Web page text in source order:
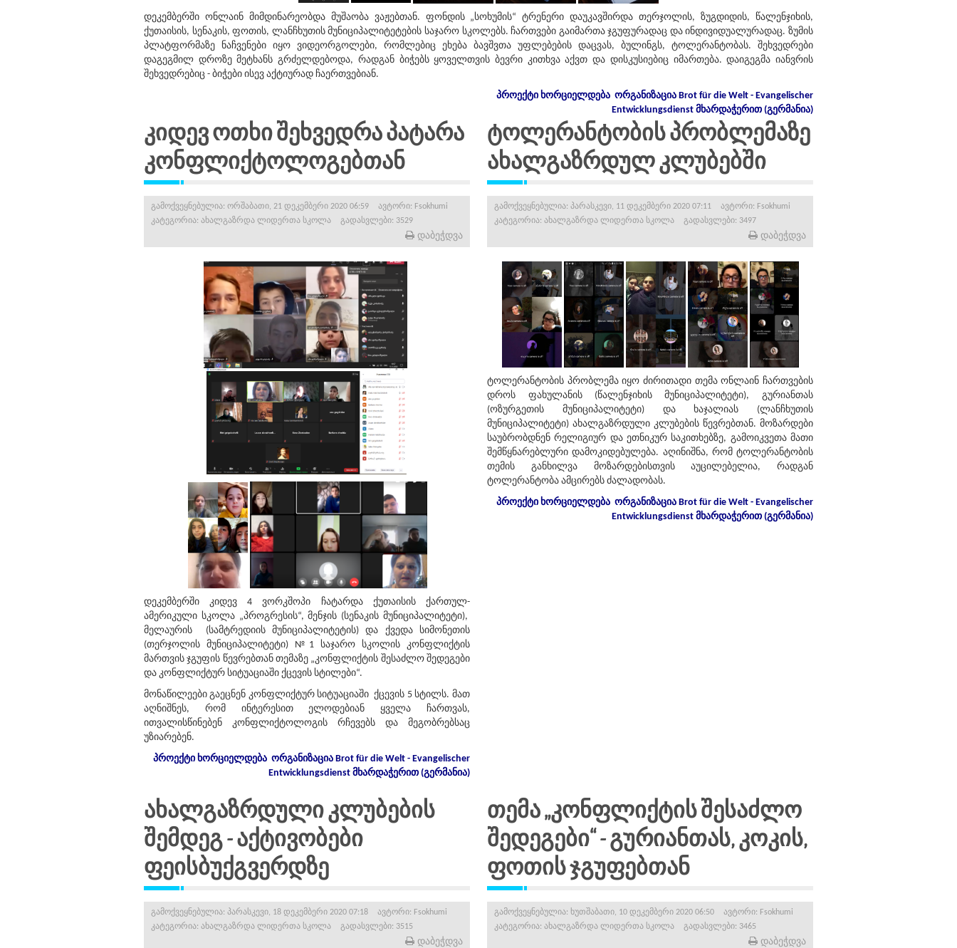
დეკემბერში ონლაინ მიმდინარეობდა მუშაობა ვაჟებთან. ფონდის „სოხუმის“ ტრენერი დაუკავშირდა თერჯოლის, ზუგდიდის, წალენჯიხის,
ქუთაისის, სენაკის, ფოთის, ლანჩხუთის მუნიციპალიტეტების საჯარო სკოლებს. ჩართვები გაიმართა ჯგუფურადაც და ინდივიდუალურადაც. ზუმის
პლატფორმაზე ნაჩვენები იყო ვიდეორგოლები, რომლებიც ეხება ბავშვთა უფლებების დაცვას, ბულინგს, ტოლერანტობას. შეხვედრები
დაგეგმილ დროზე მეტხანს გრძელდებოდა, რადგან ბიჭებს ყოველთვის ბევრი კითხვა აქვთ და დისკუსიებიც იმართება. დაიგეგმა იანვრის
შეხვედრებიც - ბიჭები ისევ აქტიურად ჩაერთვებიან.
პროექტი ხორციელდება ორგანიზაცია Brot für die Welt - Evangelischer
Entwicklungsdienst მხარდაჭერით (გერმანია)
კიდევ ოთხი შეხვედრა პატარა
კონფლიქტოლოგებთან
გამოქვეყნებულია: ორშაბათი, 21 დეკემბერი 2020 06:59 ავტორი: Fsokhumi
კატეგორია: ახალგაზრდა ლიდერთა სკოლა გადასვლები: 3529
დაბეჭდვა
დეკემბერში კიდევ 4 ვორკშოპი ჩატარდა ქუთაისის ქართულ-
ამერიკული სკოლა „პროგრესის“, მენჯის (სენაკის მუნიციპალიტეტი),
მელაურის (სამტრედიის მუნიციპალიტეტის) და ქვედა სიმონეთის
(თერჯოლის მუნიციპალიტეტი) №1 საჯარო სკოლის კონფლიქტის
მართვის ჯგუფის წევრებთან თემაზე „კონფლიქტის შესაძლო შედეგები
და კონფლიქტურ სიტუაციაში ქცევის სტილები“.
მონაწილეები გაეცნენ კონფლიქტურ სიტუაციაში ქცევის 5 სტილს. მათ
აღნიშნეს, რომ ინტერესით ელოდებიან ყველა ჩართვას,
ითვალისწინებენ კონფლიქტოლოგის რჩევებს და მეგობრებსაც
უზიარებენ.
პროექტი ხორციელდება ორგანიზაციაBrot für die Welt - Evangelischer
Entwicklungsdienst მხარდაჭერით(გერმანია)
ტოლერანტობის პრობლემაზე
ახალგაზრდულ კლუბებში
გამოქვეყნებულია: პარასკევი, 11 დეკემბერი 2020 07:11 ავტორი: Fsokhumi
კატეგორია:ახალგაზრდა ლიდერთა სკოლა გადასვლები: 3497
დაბეჭდვა
ტოლერანტობის პრობლემა იყო ძირითადი თემა ონლაინ ჩართვების
დროს ფახულანის (წალენჯიხის მუნიციპალიტეტი), გურიანთას
(ოზურგეთის მუნიციპალიტეტი) და ხაჯალიას (ლანჩხუთის
მუნიციპალიტეტი) ახალგაზრდული კლუბების წევრებთან. მოზარდები
საუბრობდნენ რელიგიურ და ეთნიკურ საკითხებზე, გამოიკვეთა მათი
შემწყნარებლური დამოკიდებულება. აღინიშნა, რომ ტოლერანტობის
თემის განხილვა მოზარდებისთვის აუცილებელია, რადგან
ტოლერანტობა ამცირებს ძალადობას.
პროექტი ხორციელდება ორგანიზაციაBrot für die Welt - Evangelischer
Entwicklungsdienst მხარდაჭერით(გერმანია)
ახალგაზრდული კლუბების
შემდეგ - აქტივობები
ფეისბუქგვერდზე
გამოქვეყნებულია: პარასკევი, 18 დეკემბერი 2020 07:18 ავტორი: Fsokhumi
კატეგორია: ახალგაზრდა ლიდერთა სკოლა გადასვლები: 3515
დაბეჭდვა
თემა „კონფლიქტის შესაძლო
შედეგები“ - გურიანთას, კოკის,
ფოთის ჯგუფებთან
გამოქვეყნებულია: ხუთშაბათი, 10 დეკემბერი 2020 06:50 ავტორი: Fsokhumi
კატეგორია:ახალგაზრდა ლიდერთა სკოლა გადასვლები: 3465
დაბეჭდვა